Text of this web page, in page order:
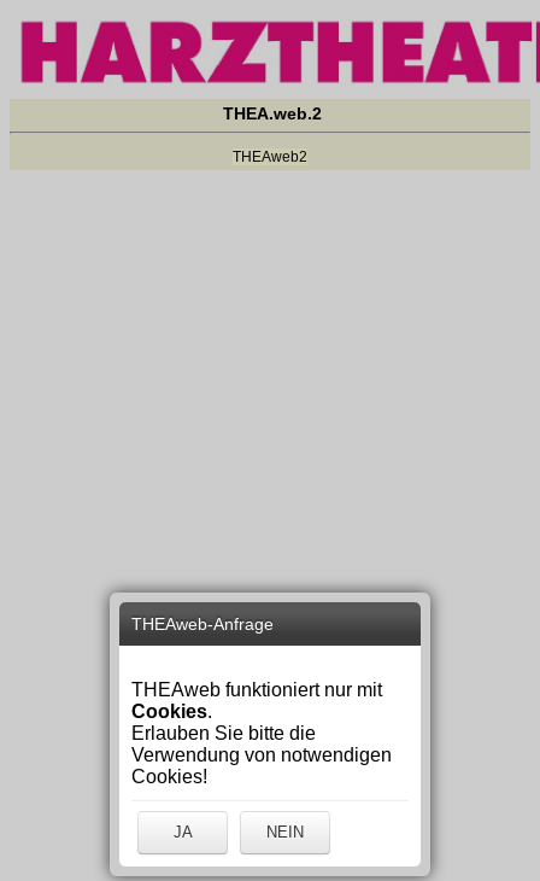
THEA.web.2
THEAweb2
THEAweb-Anfrage
THEAweb funktioniert nur mit
Cookies.
Erlauben Sie bitte die
Verwendung von notwendigen
Cookies!
JA NEIN